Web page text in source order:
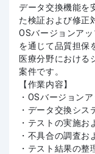
データ交換機能を
た検証および修正
OSバージョンア
を通じて品質担保
医療分野における
案件です。
【作業内容】
・OSバージョン
・データ交換シス
・テストの実施お
・不具合の調査お
・テスト結果の